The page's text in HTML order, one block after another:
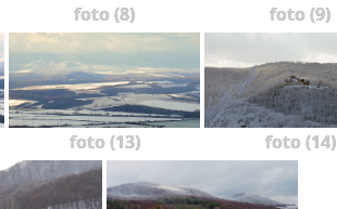
foto (8) foto (9)
foto (13) foto (14)